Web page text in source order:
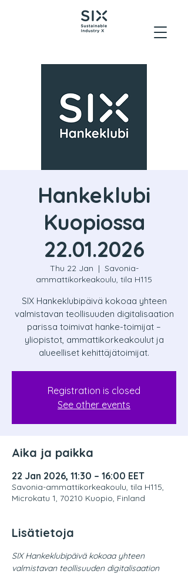
Hankeklubi
Kuopiossa
22.01.2026
Thu 22 Jan
  |
Savonia-
ammattikorkeakoulu, tila H115
SIX Hankeklubipäivä kokoaa yhteen
valmistavan teollisuuden digitalisaation
parissa toimivat hanke-toimijat –
yliopistot, ammattikorkeakoulut ja
alueelliset kehittäjätoimijat.
Registration is closed
See other events
Aika ja paikka
22 Jan 2026, 11:30 – 16:00 EET
Savonia-ammattikorkeakoulu, tila H115,
Microkatu 1, 70210 Kuopio, Finland
Lisätietoja
SIX Hankeklubipäivä kokoaa yhteen
valmistavan teollisuuden digitalisaation